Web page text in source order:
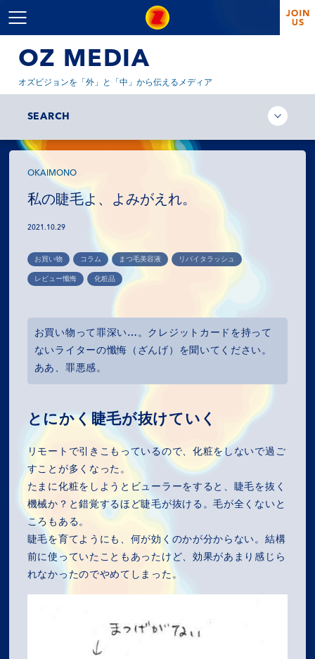
OZ MEDIA
オズビジョンを「外」と「中」から伝えるメディア
SEARCH
OKAIMONO
私の睫毛よ、よみがえれ。
2021.10.29
お買い物 コラム まつ毛美容液 リバイタラッシュ
レビュー懺悔 化粧品
お買い物って罪深い…。クレジットカードを持って
ないライターの懺悔（ざんげ）を聞いてください。
ああ、罪悪感。
とにかく睫毛が抜けていく
リモートで引きこもっているので、化粧をしないで過ご
すことが多くなった。
たまに化粧をしようとビューラーをすると、睫毛を抜く
機械か？と錯覚するほど睫毛が抜ける。毛が全くないと
ころもある。
睫毛を育てようにも、何が効くのかが分からない。結構
前に使っていたこともあったけど、効果があまり感じら
れなかったのでやめてしまった。